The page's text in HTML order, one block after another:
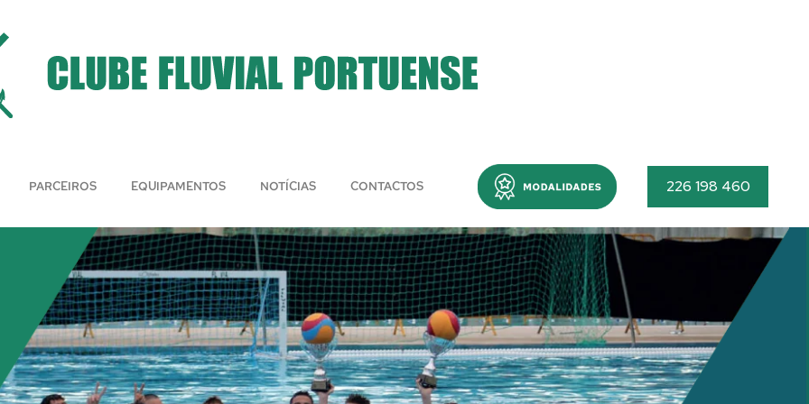
PARCEIROS EQUIPAMENTOS NOTÍCIAS CONTACTOS Menu 226 198 460